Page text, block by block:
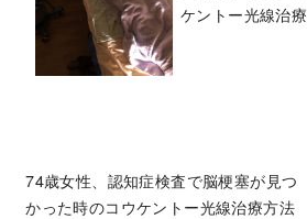
ケントー光線治療
74歳女性、認知症検査で脳梗塞が見つ
かった時のコウケントー光線治療方法